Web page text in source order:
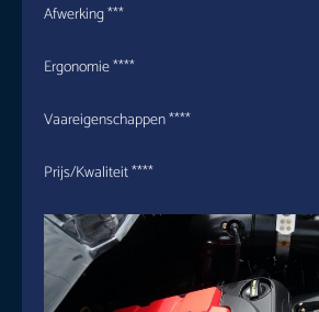
Afwerking ***
Ergonomie ****
Vaareigenschappen ****
Prijs/Kwaliteit ****